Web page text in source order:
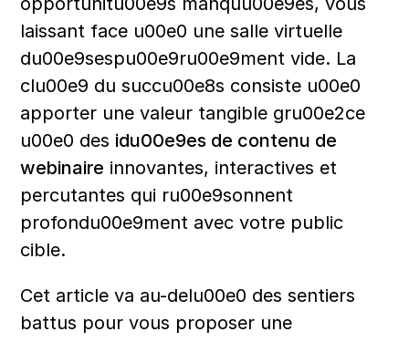
laissant face u00e0 une salle virtuelle
du00e9sespu00e9ru00e9ment vide. La
clu00e9 du succu00e8s consiste u00e0
apporter une valeur tangible gru00e2ce
u00e0 des idu00e9es de contenu de
webinaire innovantes, interactives et
percutantes qui ru00e9sonnent
profondu00e9ment avec votre public
cible.
Cet article va au-delu00e0 des sentiers
battus pour vous proposer une